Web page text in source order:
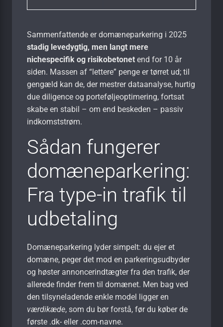
Sammenfattende er domæneparkering i 2025
stadig levedygtig, men langt mere
nichespecifik og risikobetonet end for 10 år
siden. Massen af “lettere” penge er tørret ud; til
gengæld kan de, der mestrer dataanalyse, hurtig
due diligence og porteføljeoptimering, fortsat
skabe en stabil – om end beskeden – passiv
indkomststrøm.
Sådan fungerer
domæneparkering:
Fra type-in trafik til
udbetaling
Domæneparkering lyder simpelt: du ejer et
domæne, peger det mod en parkeringsudbyder
og høster annoncer­indtægter fra den trafik, der
allerede finder frem til domænet. Men bag ved
den tilsyneladende enkle model ligger en
værdikæde, som du bør forstå, før du køber de
første .dk- eller .com-navne.